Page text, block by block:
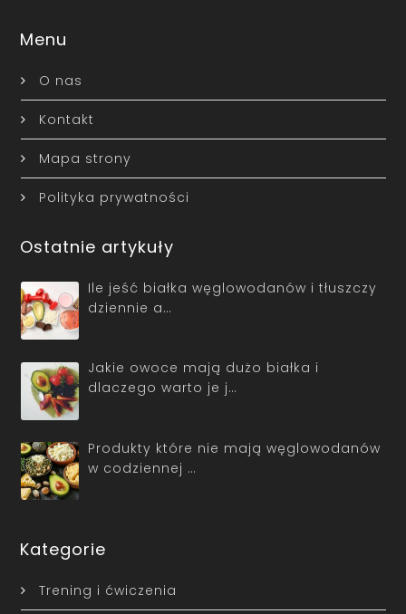
Menu
O nas
Kontakt
Mapa strony
Polityka prywatności
Ostatnie artykuły
Ile jeść białka węglowodanów i tłuszczy
dziennie a…
Jakie owoce mają dużo białka i
dlaczego warto je j…
Produkty które nie mają węglowodanów
w codziennej …
Kategorie
Trening i ćwiczenia